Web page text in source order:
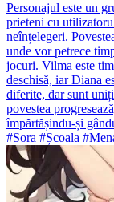
Personajul este un
prieteni cu
neînțelegeri.
unde vor petrece
jocuri. Vilma este
deschisă, iar Diana
diferite, dar sunt
povestea
împărtășindu-și
#Sora #Școala